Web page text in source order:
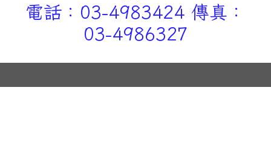
電話：03-4983424 傳真：
03-4986327